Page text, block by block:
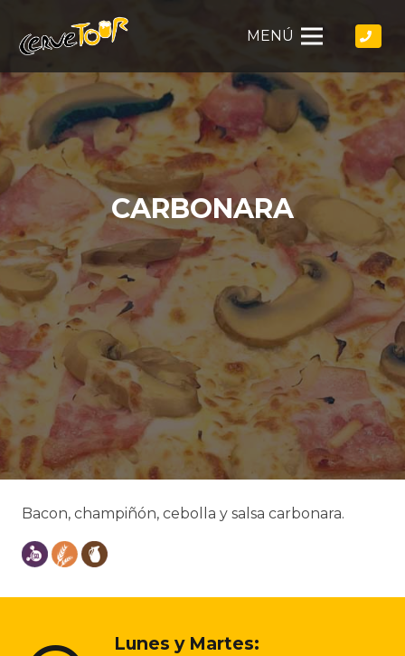
MENÚ
CARBONARA
Bacon, champiñón, cebolla y salsa carbonara.
Lunes y Martes: